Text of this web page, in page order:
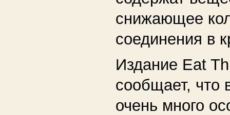
снижающее
соединения в
Издание Eat
сообщает, что
очень много